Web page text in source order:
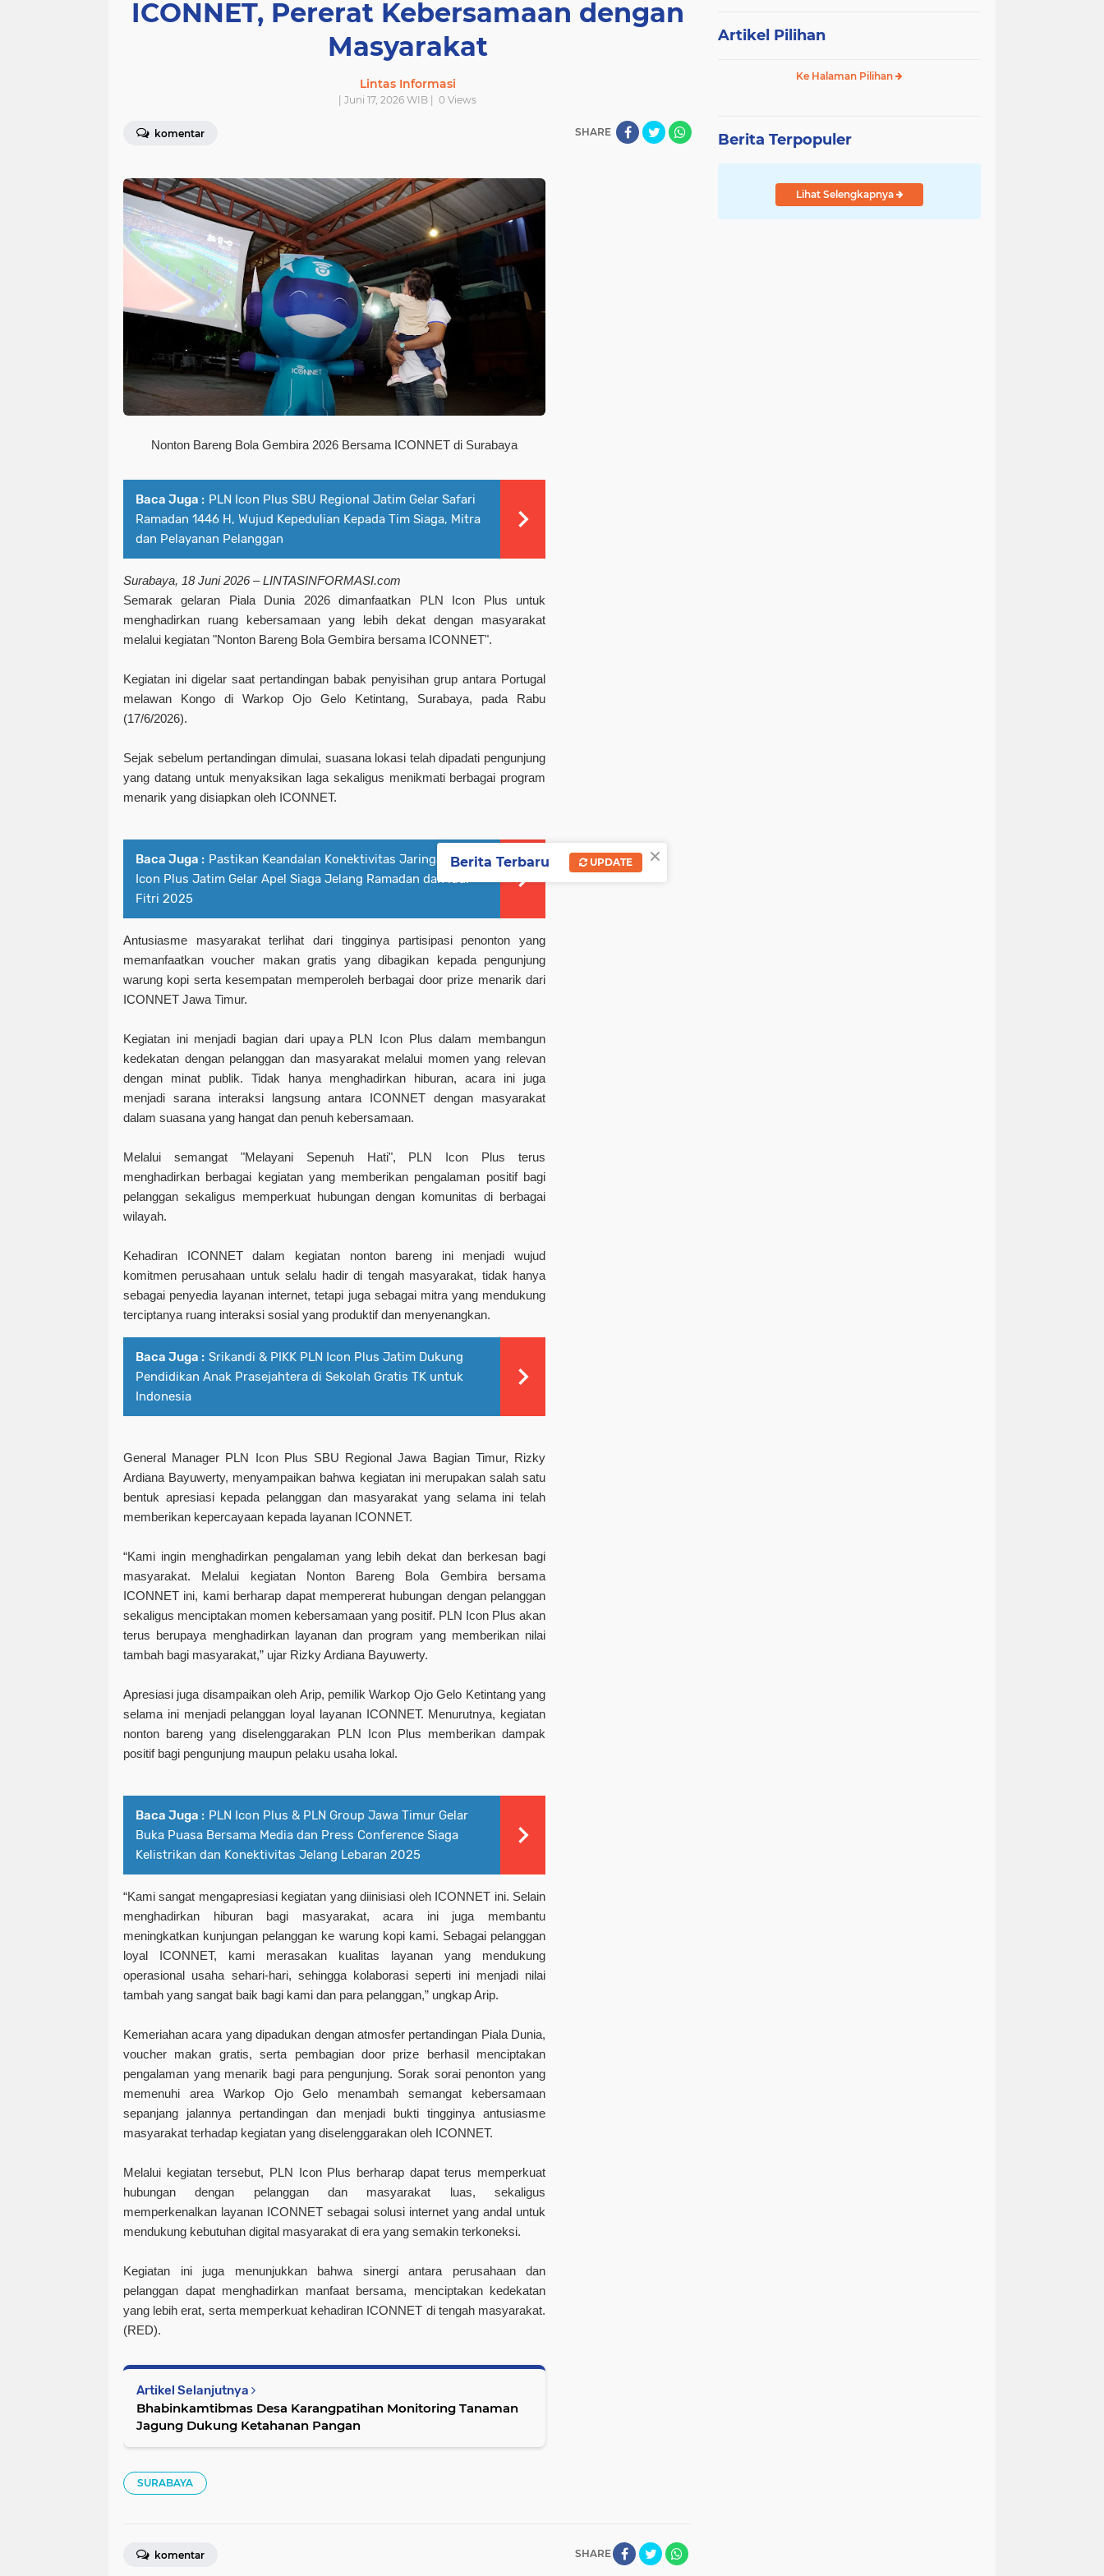
ICONNET, Pererat Kebersamaan dengan
Masyarakat
Lintas Informasi
| Juni 17, 2026 WIB | 0 Views
komentar SHARE
Nonton Bareng Bola Gembira 2026 Bersama ICONNET di Surabaya
Baca Juga : PLN Icon Plus SBU Regional Jatim Gelar Safari
Ramadan 1446 H, Wujud Kepedulian Kepada Tim Siaga, Mitra
dan Pelayanan Pelanggan
Surabaya, 18 Juni 2026 – LINTASINFORMASI.com
Semarak gelaran Piala Dunia 2026 dimanfaatkan PLN Icon Plus untuk
menghadirkan ruang kebersamaan yang lebih dekat dengan masyarakat
melalui kegiatan "Nonton Bareng Bola Gembira bersama ICONNET".
Kegiatan ini digelar saat pertandingan babak penyisihan grup antara Portugal
melawan Kongo di Warkop Ojo Gelo Ketintang, Surabaya, pada Rabu
(17/6/2026).
Sejak sebelum pertandingan dimulai, suasana lokasi telah dipadati pengunjung
yang datang untuk menyaksikan laga sekaligus menikmati berbagai program
menarik yang disiapkan oleh ICONNET.
Baca Juga : Pastikan Keandalan Konektivitas Jaringan, PLN
Icon Plus Jatim Gelar Apel Siaga Jelang Ramadan dan Idul
Fitri 2025
Antusiasme masyarakat terlihat dari tingginya partisipasi penonton yang
memanfaatkan voucher makan gratis yang dibagikan kepada pengunjung
warung kopi serta kesempatan memperoleh berbagai door prize menarik dari
ICONNET Jawa Timur.
Kegiatan ini menjadi bagian dari upaya PLN Icon Plus dalam membangun
kedekatan dengan pelanggan dan masyarakat melalui momen yang relevan
dengan minat publik. Tidak hanya menghadirkan hiburan, acara ini juga
menjadi sarana interaksi langsung antara ICONNET dengan masyarakat
dalam suasana yang hangat dan penuh kebersamaan.
Melalui semangat "Melayani Sepenuh Hati", PLN Icon Plus terus
menghadirkan berbagai kegiatan yang memberikan pengalaman positif bagi
pelanggan sekaligus memperkuat hubungan dengan komunitas di berbagai
wilayah.
Kehadiran ICONNET dalam kegiatan nonton bareng ini menjadi wujud
komitmen perusahaan untuk selalu hadir di tengah masyarakat, tidak hanya
sebagai penyedia layanan internet, tetapi juga sebagai mitra yang mendukung
terciptanya ruang interaksi sosial yang produktif dan menyenangkan.
Baca Juga : Srikandi & PIKK PLN Icon Plus Jatim Dukung
Pendidikan Anak Prasejahtera di Sekolah Gratis TK untuk
Indonesia
General Manager PLN Icon Plus SBU Regional Jawa Bagian Timur, Rizky
Ardiana Bayuwerty, menyampaikan bahwa kegiatan ini merupakan salah satu
bentuk apresiasi kepada pelanggan dan masyarakat yang selama ini telah
memberikan kepercayaan kepada layanan ICONNET.
“Kami ingin menghadirkan pengalaman yang lebih dekat dan berkesan bagi
masyarakat. Melalui kegiatan Nonton Bareng Bola Gembira bersama
ICONNET ini, kami berharap dapat mempererat hubungan dengan pelanggan
sekaligus menciptakan momen kebersamaan yang positif. PLN Icon Plus akan
terus berupaya menghadirkan layanan dan program yang memberikan nilai
tambah bagi masyarakat,” ujar Rizky Ardiana Bayuwerty.
Apresiasi juga disampaikan oleh Arip, pemilik Warkop Ojo Gelo Ketintang yang
selama ini menjadi pelanggan loyal layanan ICONNET. Menurutnya, kegiatan
nonton bareng yang diselenggarakan PLN Icon Plus memberikan dampak
positif bagi pengunjung maupun pelaku usaha lokal.
Baca Juga : PLN Icon Plus & PLN Group Jawa Timur Gelar
Buka Puasa Bersama Media dan Press Conference Siaga
Kelistrikan dan Konektivitas Jelang Lebaran 2025
“Kami sangat mengapresiasi kegiatan yang diinisiasi oleh ICONNET ini. Selain
menghadirkan hiburan bagi masyarakat, acara ini juga membantu
meningkatkan kunjungan pelanggan ke warung kopi kami. Sebagai pelanggan
loyal ICONNET, kami merasakan kualitas layanan yang mendukung
operasional usaha sehari-hari, sehingga kolaborasi seperti ini menjadi nilai
tambah yang sangat baik bagi kami dan para pelanggan,” ungkap Arip.
Kemeriahan acara yang dipadukan dengan atmosfer pertandingan Piala Dunia,
voucher makan gratis, serta pembagian door prize berhasil menciptakan
pengalaman yang menarik bagi para pengunjung. Sorak sorai penonton yang
memenuhi area Warkop Ojo Gelo menambah semangat kebersamaan
sepanjang jalannya pertandingan dan menjadi bukti tingginya antusiasme
masyarakat terhadap kegiatan yang diselenggarakan oleh ICONNET.
Melalui kegiatan tersebut, PLN Icon Plus berharap dapat terus memperkuat
hubungan dengan pelanggan dan masyarakat luas, sekaligus
memperkenalkan layanan ICONNET sebagai solusi internet yang andal untuk
mendukung kebutuhan digital masyarakat di era yang semakin terkoneksi.
Kegiatan ini juga menunjukkan bahwa sinergi antara perusahaan dan
pelanggan dapat menghadirkan manfaat bersama, menciptakan kedekatan
yang lebih erat, serta memperkuat kehadiran ICONNET di tengah masyarakat.
(RED).
Artikel Selanjutnya
Bhabinkamtibmas Desa Karangpatihan Monitoring Tanaman
Jagung Dukung Ketahanan Pangan
SURABAYA
SHARE
komentar
Artikel Pilihan
Ke Halaman Pilihan
Berita Terpopuler
Lihat Selengkapnya
×
Berita Terbaru UPDATE